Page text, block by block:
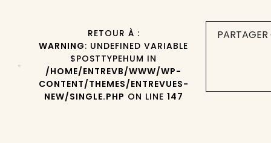
RETOUR À :
WARNING: UNDEFINED VARIABLE
$POSTTYPEHUM IN
/HOME/ENTREVB/WWW/WP-
CONTENT/THEMES/ENTREVUES-
NEW/SINGLE.PHP ON LINE 147